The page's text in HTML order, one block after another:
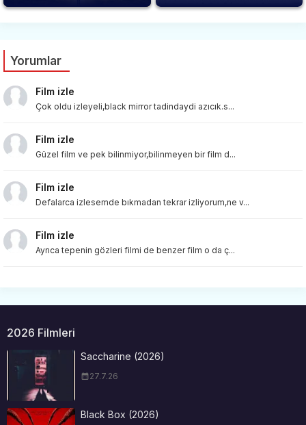
Yorumlar
Film izle
Çok oldu izleyeli,black mirror tadindaydi azıcık.s...
Film izle
Güzel film ve pek bilinmiyor,bilinmeyen bir film d...
Film izle
Defalarca izlesemde bıkmadan tekrar izliyorum,ne v...
Film izle
Ayrıca tepenin gözleri filmi de benzer film o da ç...
2026 Filmleri
Saccharine (2026)
27.7.26
Black Box (2026)